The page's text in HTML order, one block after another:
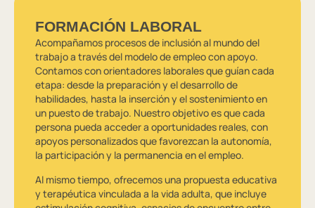
FORMACIÓN LABORAL
Acompañamos procesos de inclusión al mundo del
trabajo a través del modelo de empleo con apoyo.
Contamos con orientadores laborales que guían cada
etapa: desde la preparación y el desarrollo de
habilidades, hasta la inserción y el sostenimiento en
un puesto de trabajo. Nuestro objetivo es que cada
persona pueda acceder a oportunidades reales, con
apoyos personalizados que favorezcan la autonomía,
la participación y la permanencia en el empleo.
Al mismo tiempo, ofrecemos una propuesta educativa
y terapéutica vinculada a la vida adulta, que incluye